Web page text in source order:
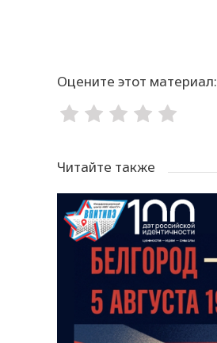
Оцените этот материал:
Читайте также